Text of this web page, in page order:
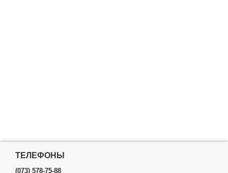
ТЕЛЕФОНЫ
(073) 578-75-88